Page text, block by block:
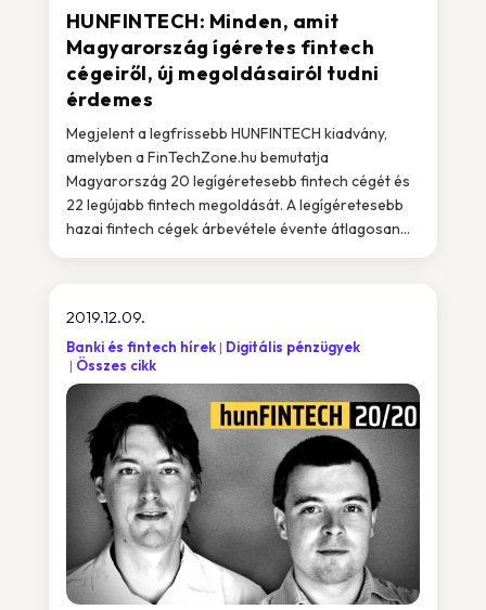
HUNFINTECH: Minden, amit
Magyarország ígéretes fintech
cégeiről, új megoldásairól tudni
érdemes
Megjelent a legfrissebb HUNFINTECH kiadvány,
amelyben a FinTechZone.hu bemutatja
Magyarország 20 legígéretesebb fintech cégét és
22 legújabb fintech megoldását. A legígéretesebb
hazai fintech cégek árbevétele évente átlagosan...
2019.12.09.
Banki és fintech hírek
Digitális pénzügyek
Összes cikk